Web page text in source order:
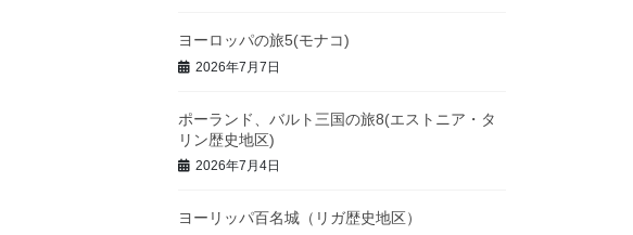
ヨーロッパの旅5(モナコ)
2026年7月7日
ポーランド、バルト三国の旅8(エストニア・タ
リン歴史地区)
2026年7月4日
ヨーリッパ百名城（リガ歴史地区）